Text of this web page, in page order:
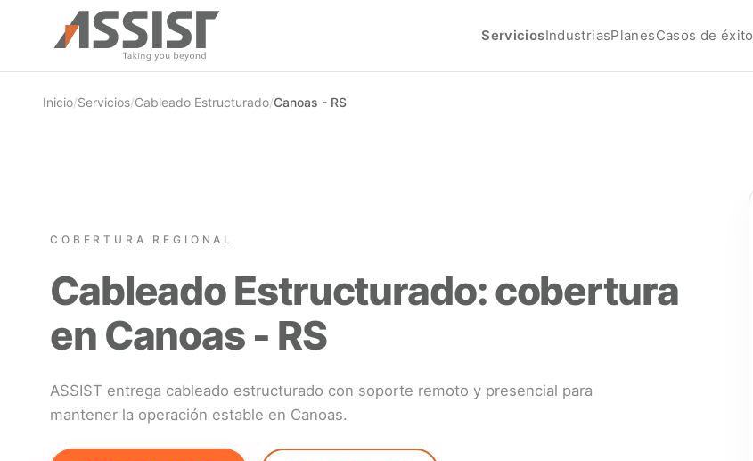
Ir al contenido principal
ServiciosIndustriasPlanesCasos de éxito
Inicio/Servicios/Cableado Estructurado/Canoas - RS
COBERTURA REGIONAL
Cableado Estructurado: cobertura
en Canoas - RS
ASSIST entrega cableado estructurado con soporte remoto y presencial para
mantener la operación estable en Canoas.